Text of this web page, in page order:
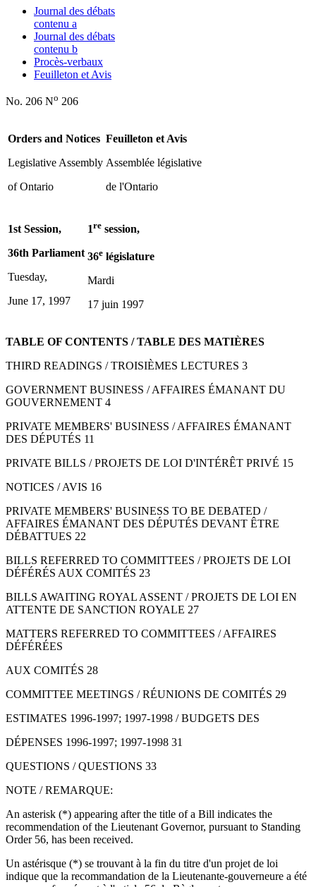
Journal des débats
contenu a
Journal des débats
contenu b
Procès-verbaux
Feuilleton et Avis
No. 206 No 206
Orders and Notices
Legislative Assembly
of Ontario
Feuilleton et Avis
Assemblée législative
de l'Ontario
1st Session,
36th Parliament
Tuesday,
June 17, 1997
1re session,
36e législature
Mardi
17 juin 1997
TABLE OF CONTENTS / TABLE DES MATIÈRES
THIRD READINGS / TROISIÈMES LECTURES 3
GOVERNMENT BUSINESS / AFFAIRES ÉMANANT DU
GOUVERNEMENT 4
PRIVATE MEMBERS' BUSINESS / AFFAIRES ÉMANANT
DES DÉPUTÉS 11
PRIVATE BILLS / PROJETS DE LOI D'INTÉRÊT PRIVÉ 15
NOTICES / AVIS 16
PRIVATE MEMBERS' BUSINESS TO BE DEBATED /
AFFAIRES ÉMANANT DES DÉPUTÉS DEVANT ÊTRE
DÉBATTUES 22
BILLS REFERRED TO COMMITTEES / PROJETS DE LOI
DÉFÉRÉS AUX COMITÉS 23
BILLS AWAITING ROYAL ASSENT / PROJETS DE LOI EN
ATTENTE DE SANCTION ROYALE 27
MATTERS REFERRED TO COMMITTEES / AFFAIRES
DÉFÉRÉES
AUX COMITÉS 28
COMMITTEE MEETINGS / RÉUNIONS DE COMITÉS 29
ESTIMATES 1996-1997; 1997-1998 / BUDGETS DES
DÉPENSES 1996-1997; 1997-1998 31
QUESTIONS / QUESTIONS 33
NOTE / REMARQUE:
An asterisk (*) appearing after the title of a Bill indicates the
recommendation of the Lieutenant Governor, pursuant to Standing
Order 56, has been received.
Un astérisque (*) se trouvant à la fin du titre d'un projet de loi
indique que la recommandation de la Lieutenante-gouverneure a été